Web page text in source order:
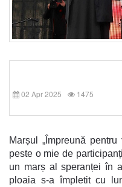
02 Apr 2025 1475
Marșul „Împreună
peste o mie de
un marș al speranței în
ploaia s-a împletit cu